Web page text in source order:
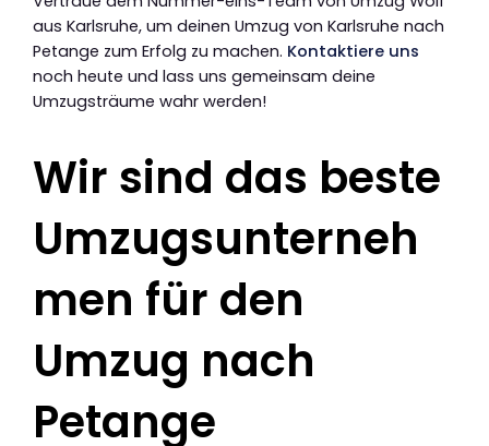
aus Karlsruhe, um deinen Umzug von Karlsruhe nach
Petange zum Erfolg zu machen. Kontaktiere uns
noch heute und lass uns gemeinsam deine
Umzugsträume wahr werden!
Wir sind das beste
Umzugsunterneh
men für den
Umzug nach
Petange